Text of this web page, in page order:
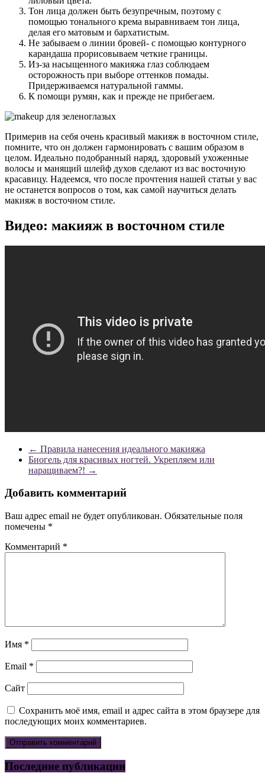
Тон лица должен быть безупречным, поэтому с
помощью тонального крема выравниваем тон лица,
делая его матовым и бархатистым.
Не забываем о линии бровей- с помощью контурного
карандаша прорисовываем четкие границы.
Из-за насыщенного макияжа глаз соблюдаем
осторожность при выборе оттенков помады.
Придерживаемся натуральной гаммы.
К помощи румян, как и прежде не прибегаем.
Примерив на себя очень красивый макияж в восточном стиле,
помните, что он должен гармонировать с вашим образом в
целом. Идеально подобранный наряд, здоровый ухоженные
волосы и манящий шлейф духов сделают из вас восточную
красавицу. Надеемся, что после прочтения нашей статьи у вас
не останется вопросов о том, как самой научиться делать
макияж в восточном стиле.
Видео: макияж в восточном стиле
← Правила нанесения идеального макияжа
Биогель для красивых ногтей. Укрепляем или
наращиваем?! →
Добавить комментарий
Ваш адрес email не будет опубликован. Обязательные поля
помечены *
Комментарий *
Имя *
Email *
Сайт
Сохранить моё имя, email и адрес сайта в этом браузере для
последующих моих комментариев.
Последние публикации